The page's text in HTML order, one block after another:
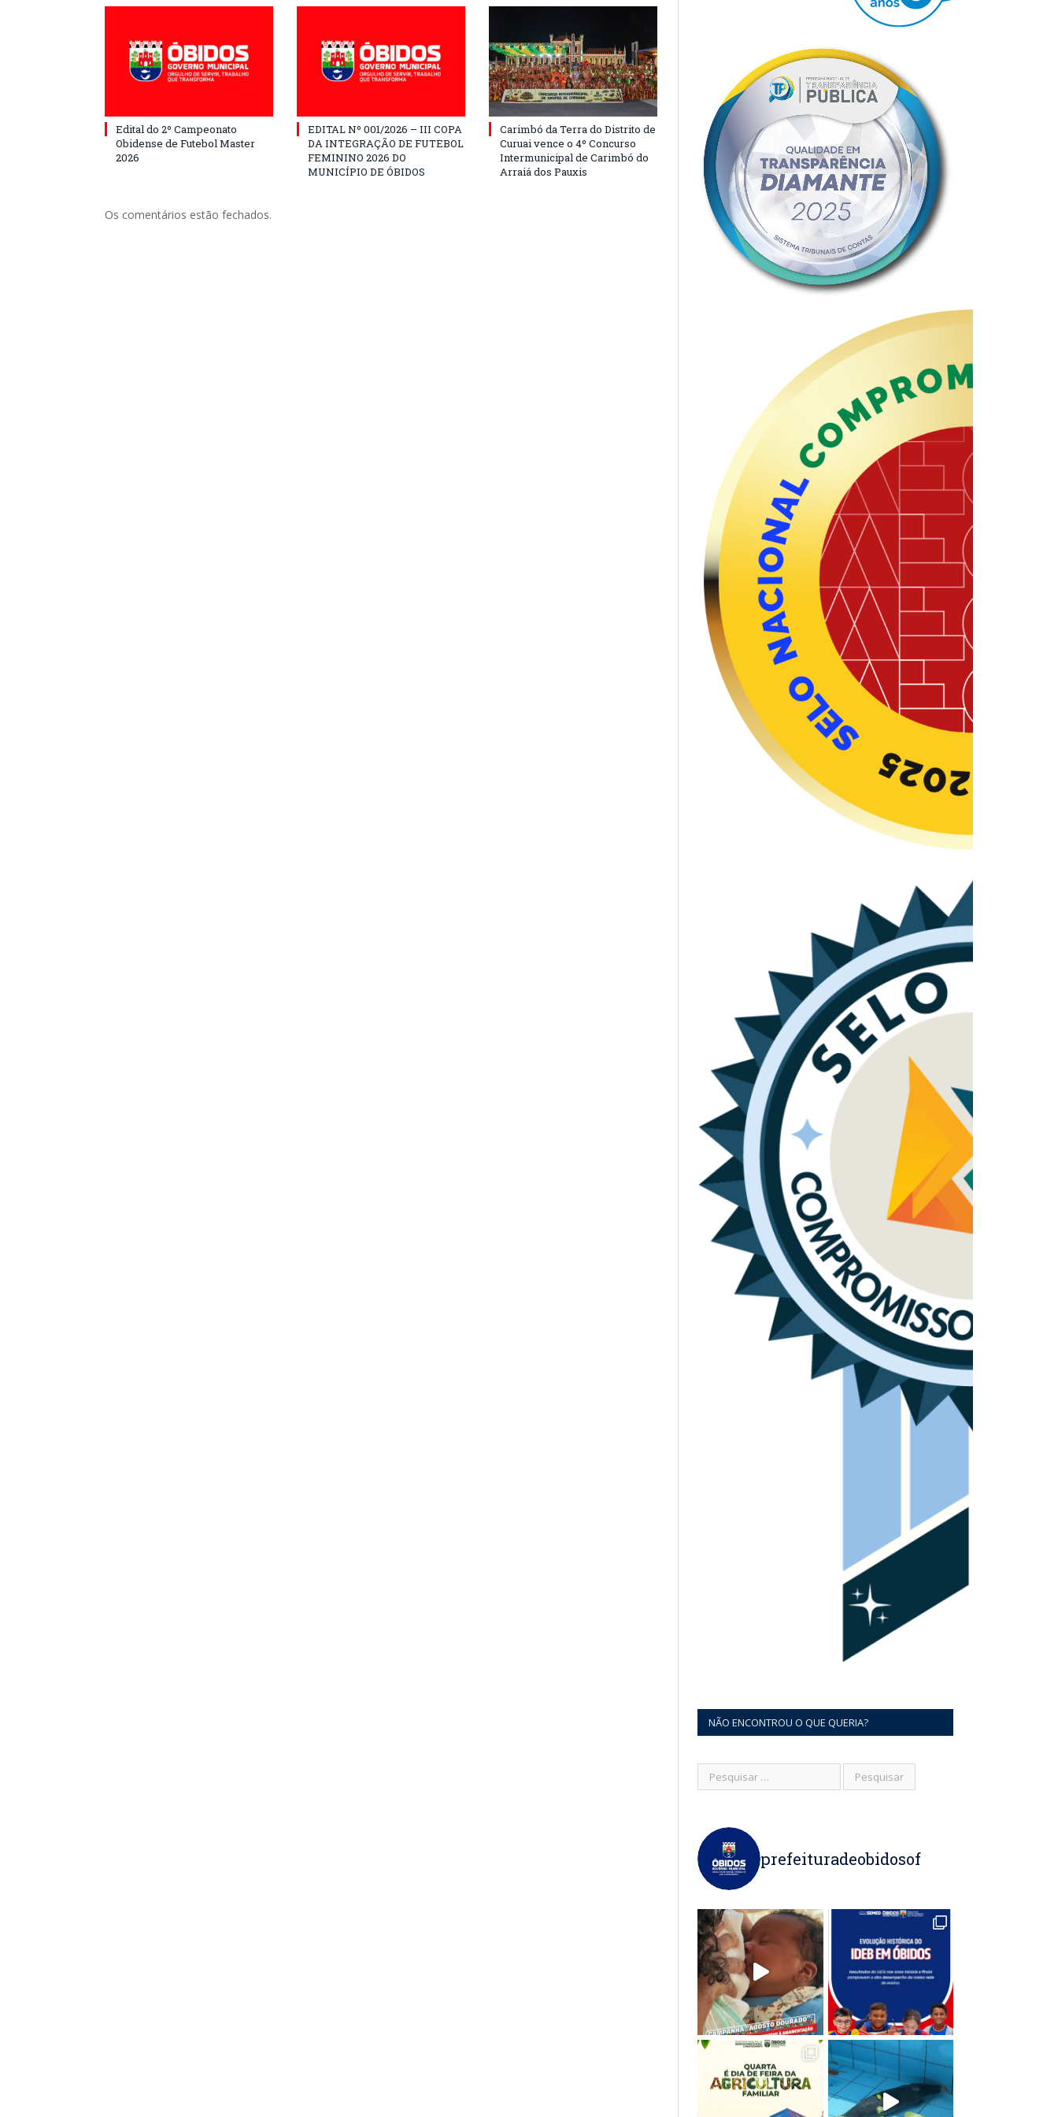
Edital do 2º Campeonato
Obidense de Futebol Master
2026
EDITAL Nº 001/2026 – III COPA
DA INTEGRAÇÃO DE FUTEBOL
FEMININO 2026 DO
MUNICÍPIO DE ÓBIDOS
Carimbó da Terra do Distrito de
Curuai vence o 4º Concurso
Intermunicipal de Carimbó do
Arraiá dos Pauxis
Os comentários estão fechados.
NÃO ENCONTROU O QUE QUERIA?
prefeituradeobidosof